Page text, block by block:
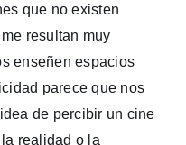
que no existen
resultan muy
enseñen espacios
parece que nos
de percibir un cine
realidad o la